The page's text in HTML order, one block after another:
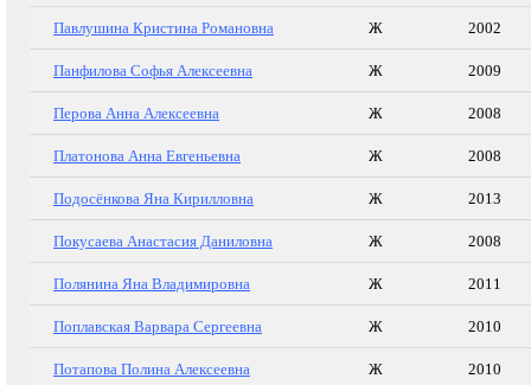
Павлушина Кристина Романовна Ж 2002
Панфилова Софья Алексеевна Ж 2009
Перова Анна Алексеевна Ж 2008
Платонова Анна Евгеньевна Ж 2008
Подосёнкова Яна Кирилловна Ж 2013
Покусаева Анастасия Даниловна Ж 2008
Полянина Яна Владимировна Ж 2011
Поплавская Варвара Сергеевна Ж 2010
Потапова Полина Алексеевна Ж 2010